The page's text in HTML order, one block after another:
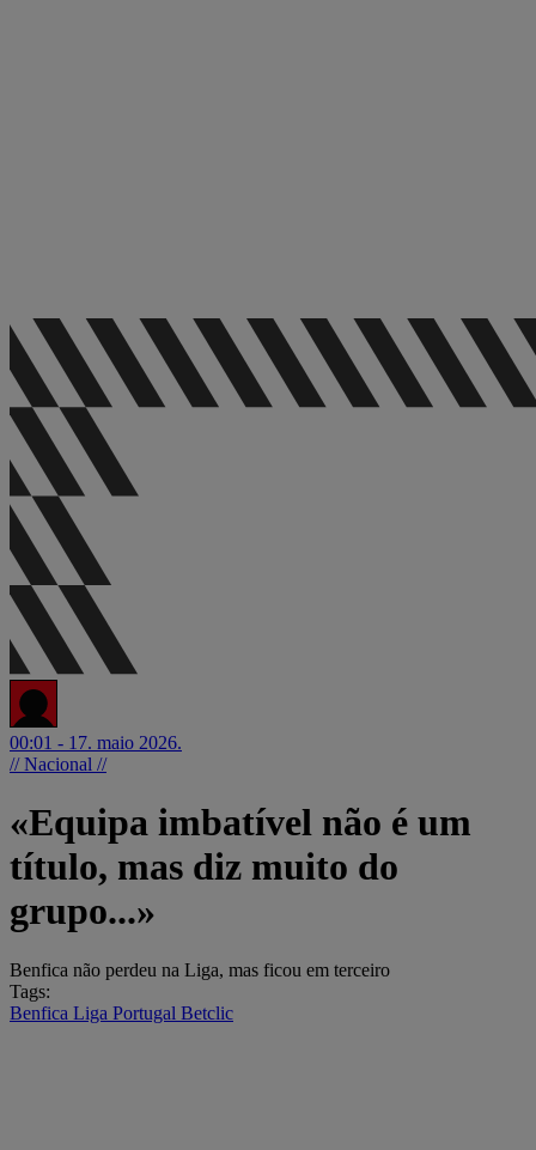
00:01 - 17. maio 2026.
// Nacional //
«Equipa imbatível não é um
título, mas diz muito do
grupo...»
Benfica não perdeu na Liga, mas ficou em terceiro
Tags:
Benfica Liga Portugal Betclic